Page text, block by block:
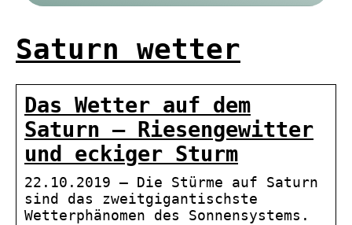
Saturn wetter
Das Wetter auf dem
Saturn – Riesengewitter
und eckiger Sturm
22.10.2019 — Die Stürme auf Saturn
sind das zweitgigantischste
Wetterphänomen des Sonnensystems.